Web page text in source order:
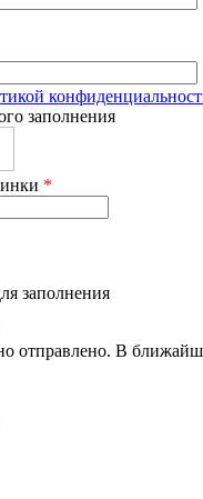
заполнения
*
заполнения
отправлено. В